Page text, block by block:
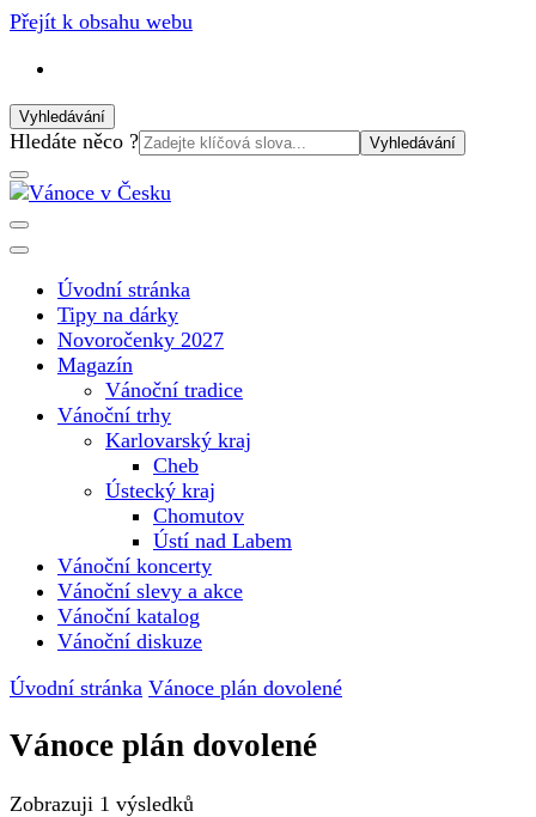
Přejít k obsahu webu
Vyhledávání
Vyhledat:
Hledáte něco ?
Vánoce v Česku
nejkrásnějším svátku v roce v České republice
Úvodní stránka
Tipy na dárky
Novoročenky 2027
Magazín
Vánoční tradice
Vánoční trhy
Karlovarský kraj
Cheb
Ústecký kraj
Chomutov
Ústí nad Labem
Vánoční koncerty
Vánoční slevy a akce
Vánoční katalog
Vánoční diskuze
Úvodní stránka Vánoce plán dovolené
Vánoce plán dovolené
Zobrazuji 1 výsledků